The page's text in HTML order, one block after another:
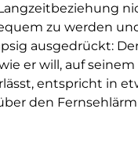
zu werden
ausgedrückt:
er will, auf seinem
entspricht in
den